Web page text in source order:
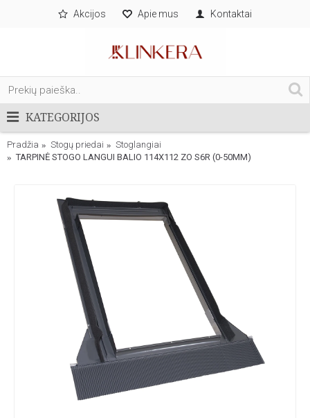
Akcijos Apie mus Kontaktai
KATEGORIJOS
Pradžia Stogų priedai
Stoglangiai
TARPINĖ STOGO LANGUI BALIO 114X112 ZO S6R (0-50MM)